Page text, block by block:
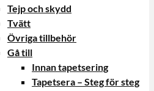
Tejp och skydd
Tvätt
Övriga tillbehör
Gå till
Innan tapetsering
Tapetsera – Steg för steg